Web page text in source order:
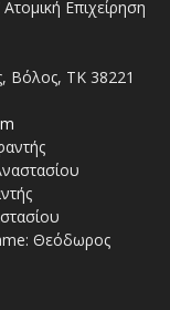
Επιχείρηση
Βόλος, ΤΚ 38221
Θεόδωρος